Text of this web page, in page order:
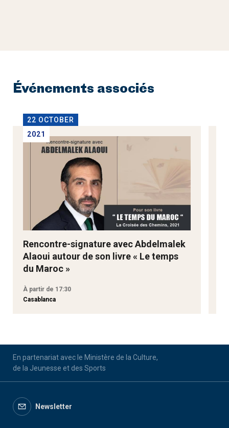
Événements associés
22 OCTOBER
2021
Rencontre-signature avec Abdelmalek
Alaoui autour de son livre « Le temps
du Maroc »
À partir de 17:30
Casablanca
En partenariat avec le Ministère de la Culture,
de la Jeunesse et des Sports
Newsletter